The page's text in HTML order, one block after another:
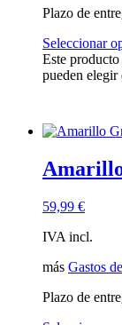
Plazo de
Seleccionar
Este
pueden elegir
59,99 €
IVA incl.
más Gastos
Plazo de